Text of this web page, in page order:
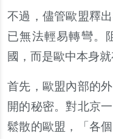
不過，儘管歐盟釋
已無法輕易轉彎。
國，而是歐中本身
首先，歐盟內部的
開的秘密。對北京
鬆散的歐盟，「各